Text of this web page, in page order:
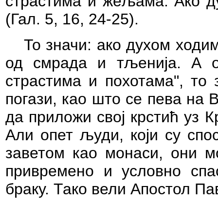
(Гал. 5, 16, 24-25).
То значи: ако духом
од смрада и тљенија. А
страстима и похотама",
погази, као што се пева на
да приложи свој крстић уз
Али опет људи, који су
заветом као монаси, они
привремено и условно
браку. Тако вели Апостол